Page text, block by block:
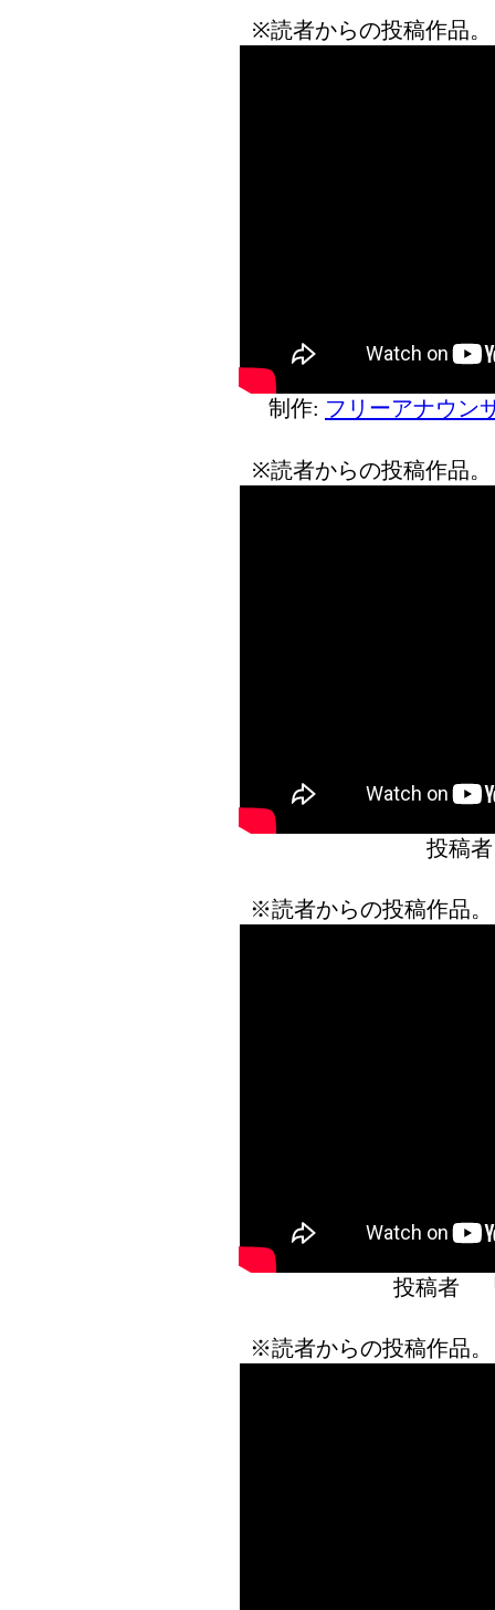
※読者からの投稿作品
制作: フリーアナウン
※読者からの投稿作品
投稿
※読者からの投稿作品
投稿者
※読者からの投稿作品